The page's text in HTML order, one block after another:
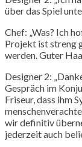
über das Spiel
Chef: „Was? Ich
Projekt ist streng
werden. Guter
Designer 2:
Gespräch im
Friseur, dass ihm
wir definitiv
jederzeit auch